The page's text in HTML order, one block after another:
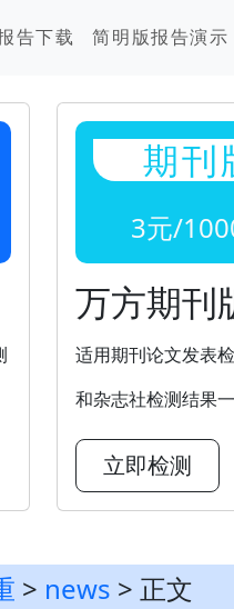
告下载 简明版报告演示
期刊
3元/
万方期刊
适用期刊论文发表
和杂志社检测结果一
立即检测
> news > 正文